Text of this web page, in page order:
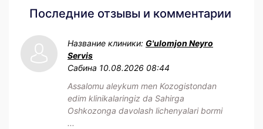
Последние отзывы и комментарии
Название клиники: G'ulomjon Neyro
Servis
Сабина 10.08.2026 08:44
Assalomu aleykum men Kozogistondan
edim klinikalaringiz da Sahirga
Oshkozonga davolash lichenyalari bormi
...